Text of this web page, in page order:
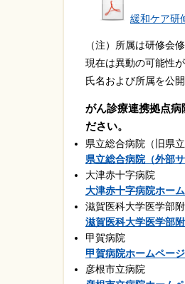
緩和ケア研
（注）所属は研修会
現在は異動の可能性
氏名および所属を公
がん診療連携拠点
ださい。
県立総合病院（旧県
県立総合病院（外部
大津赤十字病院
大津赤十字病院ホー
滋賀医科大学医学部
滋賀医科大学医学部
甲賀病院
甲賀病院ホームペー
彦根市立病院